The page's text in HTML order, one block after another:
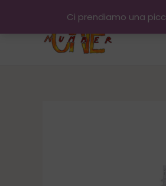
Ci prendiamo una
contenuto